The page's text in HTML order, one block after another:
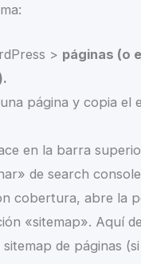
> páginas (o
página y copia el
en la barra
de search
cobertura, abre la
«sitemap». Aquí
de páginas (si